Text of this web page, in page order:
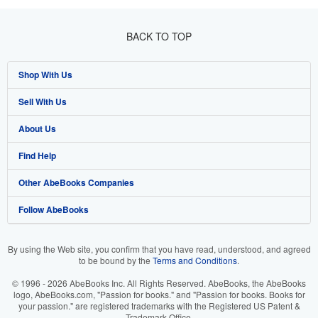
BACK TO TOP
Shop With Us
Advanced Search
Browse Collections
My Account
My Orders
View Basket
Sell With Us
Start Selling
Join Our Affiliate Programme
Book Buyback
Refer a seller
About Us
About AbeBooks
Media
Careers
Cookie Preferences
Cookies Notice
Find Help
Help
Customer Service
Other AbeBooks Companies
AbeBooks.com
AbeBooks.it
Follow AbeBooks
By using the Web site, you confirm that you have read, understood, and agreed
to be bound by the Terms and Conditions.
© 1996 - 2026 AbeBooks Inc. All Rights Reserved. AbeBooks, the AbeBooks
logo, AbeBooks.com, "Passion for books." and "Passion for books. Books for
your passion." are registered trademarks with the Registered US Patent &